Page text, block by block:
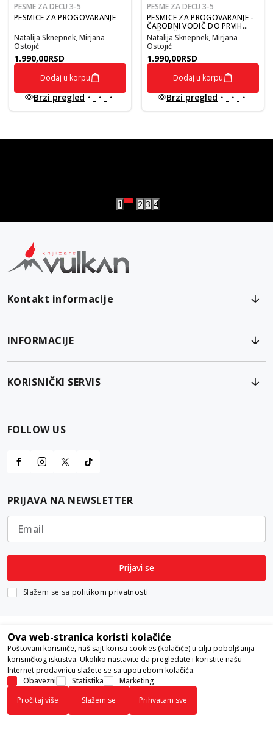
PESME ZA DECU 3-5
PESMICE ZA PROGOVARANJE
Natalija Sknepnek, Mirjana
Ostojić
1.990,00RSD
Dodaj u korpu
Brzi pregled
PESME ZA DECU 3-5
PESMICE ZA PROGOVARANJE -
ČAROBNI VODIČ DO PRVIH
REČI VAŠEG DETETA
Natalija Sknepnek, Mirjana
Ostojić
1.990,00RSD
Dodaj u korpu
Brzi pregled
1 2 3 4
Kontakt informacije
INFORMACIJE
KORISNIČKI SERVIS
FOLLOW US
PRIJAVA NA NEWSLETTER
Email
Prijavi se
Slažem se sa politikom privatnosti
Nastojimo da budemo što precizniji u opisu proizvoda, prikazu slika i
samih cena, ali ne možemo garantovati da su sve informacije kompletne i
bez grešaka. Svi artikli prikazani na sajtu su deo naše ponude i ne
podrazumeva da su dostupni u svakom trenutku.
Ova web-stranica koristi kolačiće
Poštovani korisniče, naš sajt koristi cookies (kolačiće) u cilju poboljšanja
korisničkog iskustva. Ukoliko nastavite da pregledate i koristite našu
Internet prodavnicu slažete se sa upotrebom kolačića.
Obavezni
Statistika
Marketing
Pročitaj više
Slažem se Prihvatam sve